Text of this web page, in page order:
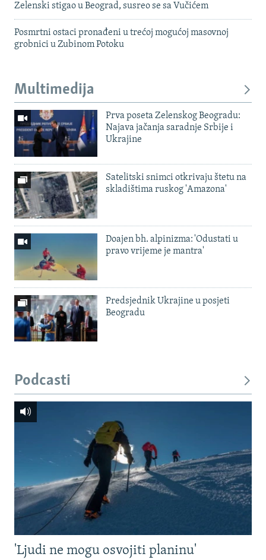
Zelenski stigao u Beograd, susreo se sa Vučićem
Posmrtni ostaci pronađeni u trećoj mogućoj masovnoj
grobnici u Zubinom Potoku
Multimedija
Prva poseta Zelenskog Beogradu:
Najava jačanja saradnje Srbije i
Ukrajine
Satelitski snimci otkrivaju štetu na
skladištima ruskog 'Amazona'
Doajen bh. alpinizma: 'Odustati u
pravo vrijeme je mantra'
Predsjednik Ukrajine u posjeti
Beogradu
Podcasti
'Ljudi ne mogu osvojiti planinu'